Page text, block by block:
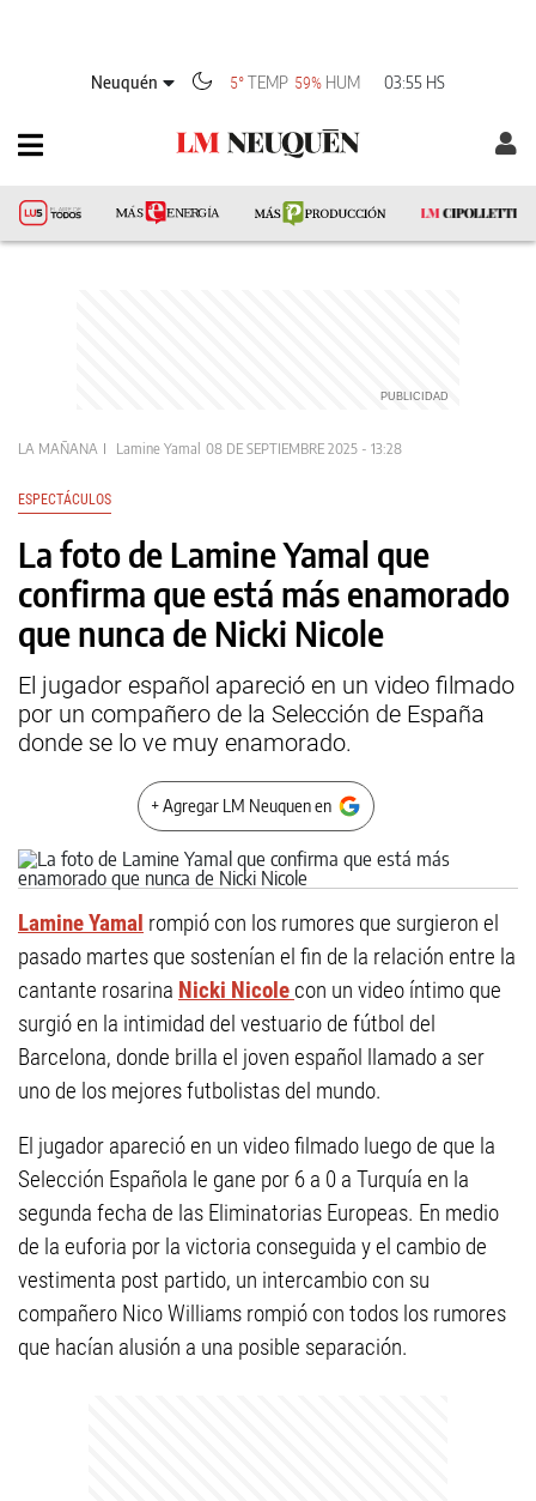
Neuquén 5° TEMP 59% HUM 03:55 HS
LA MAÑANA Lamine Yamal 08 DE SEPTIEMBRE 2025 - 13:28
ESPECTÁCULOS
La foto de Lamine Yamal que
confirma que está más enamorado
que nunca de Nicki Nicole
El jugador español apareció en un video filmado
por un compañero de la Selección de España
donde se lo ve muy enamorado.
+ Agregar LM Neuquen en
Lamine Yamal rompió con los rumores que surgieron el
pasado martes que sostenían el fin de la relación entre la
cantante rosarina Nicki Nicole con un video íntimo que
surgió en la intimidad del vestuario de fútbol del
Barcelona, donde brilla el joven español llamado a ser
uno de los mejores futbolistas del mundo.
El jugador apareció en un video filmado luego de que la
Selección Española le gane por 6 a 0 a Turquía en la
segunda fecha de las Eliminatorias Europeas. En medio
de la euforia por la victoria conseguida y el cambio de
vestimenta post partido, un intercambio con su
compañero Nico Williams rompió con todos los rumores
que hacían alusión a una posible separación.